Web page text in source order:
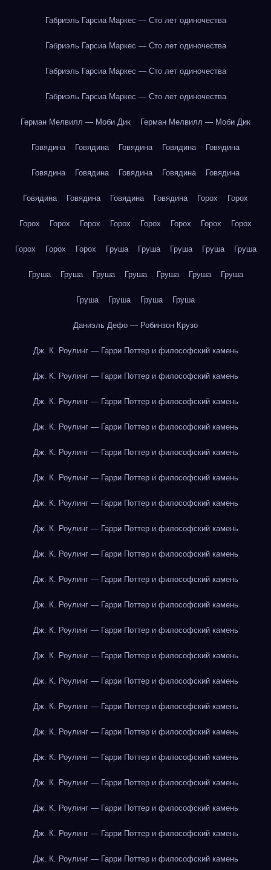
Габриэль Гарсиа Маркес — Сто лет одиночества
Габриэль Гарсиа Маркес — Сто лет одиночества
Габриэль Гарсиа Маркес — Сто лет одиночества
Габриэль Гарсиа Маркес — Сто лет одиночества
Герман Мелвилл — Моби Дик Герман Мелвилл — Моби Дик
Говядина Говядина Говядина Говядина Говядина
Говядина Говядина Говядина Говядина Говядина
Говядина Говядина Говядина Говядина Горох Горох
Горох Горох Горох Горох Горох Горох Горох Горох
Горох Горох Горох Груша Груша Груша Груша Груша
Груша Груша Груша Груша Груша Груша Груша
Груша Груша Груша Груша
Даниэль Дефо — Робинзон Крузо
Дж. К. Роулинг — Гарри Поттер и философский камень
Дж. К. Роулинг — Гарри Поттер и философский камень
Дж. К. Роулинг — Гарри Поттер и философский камень
Дж. К. Роулинг — Гарри Поттер и философский камень
Дж. К. Роулинг — Гарри Поттер и философский камень
Дж. К. Роулинг — Гарри Поттер и философский камень
Дж. К. Роулинг — Гарри Поттер и философский камень
Дж. К. Роулинг — Гарри Поттер и философский камень
Дж. К. Роулинг — Гарри Поттер и философский камень
Дж. К. Роулинг — Гарри Поттер и философский камень
Дж. К. Роулинг — Гарри Поттер и философский камень
Дж. К. Роулинг — Гарри Поттер и философский камень
Дж. К. Роулинг — Гарри Поттер и философский камень
Дж. К. Роулинг — Гарри Поттер и философский камень
Дж. К. Роулинг — Гарри Поттер и философский камень
Дж. К. Роулинг — Гарри Поттер и философский камень
Дж. К. Роулинг — Гарри Поттер и философский камень
Дж. К. Роулинг — Гарри Поттер и философский камень
Дж. К. Роулинг — Гарри Поттер и философский камень
Дж. К. Роулинг — Гарри Поттер и философский камень
Дж. К. Роулинг — Гарри Поттер и философский камень